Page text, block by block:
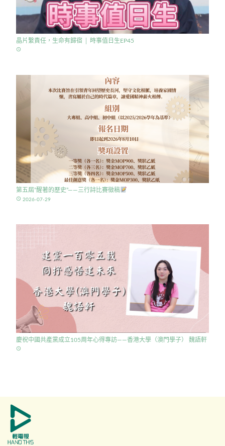
晶片繫責任，生命有歸宿 │ 時事值日生EP45
access_time
第五屆”醒著的歷史”——三行詩比賽徵稿
access_time 2026-07-29
慶祝中國共產黨成立105周年心得專訪——香港大學（澳門學子） 魏語軒
access_time